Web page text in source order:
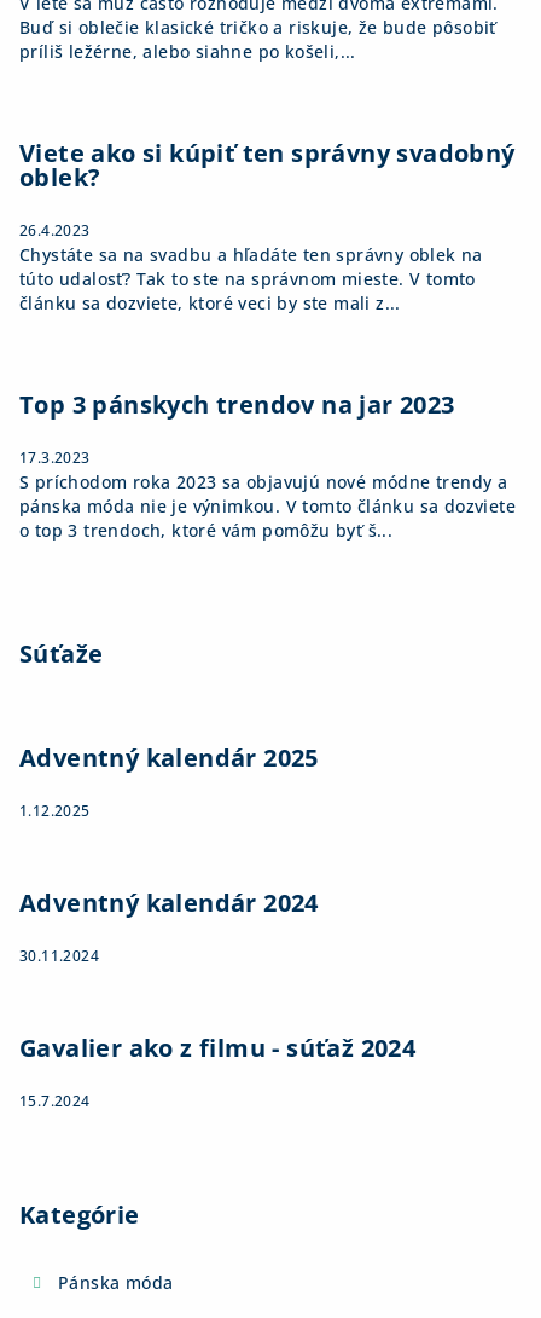
Buď si oblečie klasické tričko a riskuje, že bude pôsobiť
príliš ležérne, alebo siahne po košeli,...
Viete ako si kúpiť ten správny svadobný
oblek?
26.4.2023
Chystáte sa na svadbu a hľadáte ten správny oblek na
túto udalosť? Tak to ste na správnom mieste. V tomto
článku sa dozviete, ktoré veci by ste mali z...
Top 3 pánskych trendov na jar 2023
17.3.2023
S príchodom roka 2023 sa objavujú nové módne trendy a
pánska móda nie je výnimkou. V tomto článku sa dozviete
o top 3 trendoch, ktoré vám pomôžu byť š...
Súťaže
Adventný kalendár 2025
1.12.2025
Adventný kalendár 2024
30.11.2024
Gavalier ako z filmu - súťaž 2024
15.7.2024
Kategórie
Pánska móda